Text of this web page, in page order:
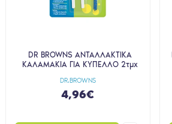
DR.BROWNS
DR BROWNS ΑΝΤΑΛΛΑΚΤΙΚΑ
ΚΑΛΑΜΑΚΙΑ ΓΙΑ ΚΥΠΕΛΛΟ 2τμχ
4,96€